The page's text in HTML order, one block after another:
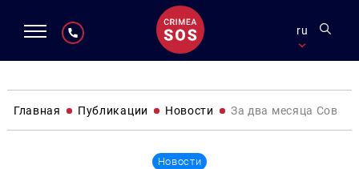
ru
Главная Публикации Новости За два месяца
Новости